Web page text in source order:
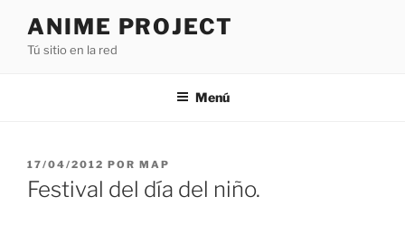
contenido
ANIME PROJECT
Tú sitio en la red
Menú
PUBLICADO
EL
17/04/2012 POR MAP
Festival del día del niño.